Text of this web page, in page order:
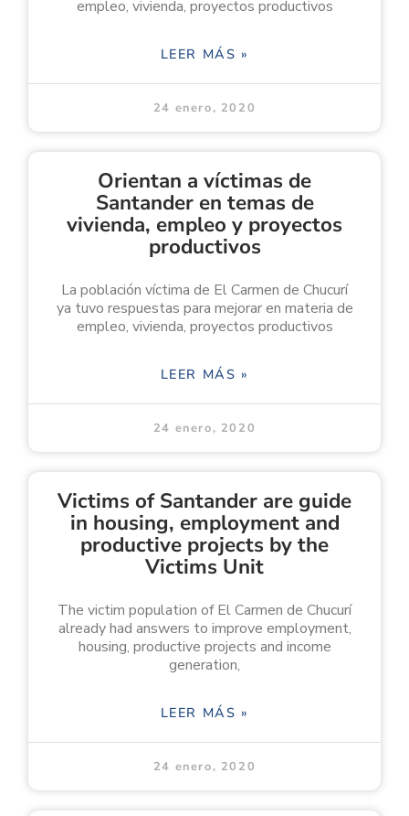
empleo, vivienda, proyectos productivos
LEER MÁS »
24 enero, 2020
Orientan a víctimas de
Santander en temas de
vivienda, empleo y proyectos
productivos
La población víctima de El Carmen de Chucurí
ya tuvo respuestas para mejorar en materia de
empleo, vivienda, proyectos productivos
LEER MÁS »
24 enero, 2020
Victims of Santander are guide
in housing, employment and
productive projects by the
Victims Unit
The victim population of El Carmen de Chucurí
already had answers to improve employment,
housing, productive projects and income
generation,
LEER MÁS »
24 enero, 2020